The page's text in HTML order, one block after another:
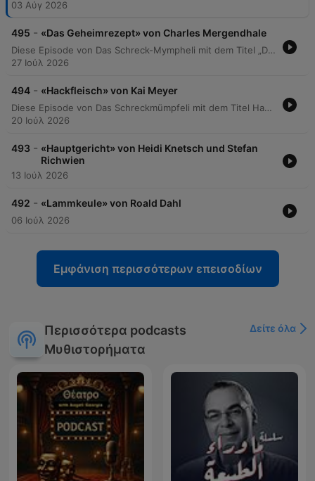
03 Αύγ 2026
495 - «Das Geheimrezept» von Charles Mergendhale
Diese Episode von Das Schreck-Mympheli mit dem Titel „Das Geheimrezept von Charles Mergendahl“ erzählt eine düstere Geschichte über Simon und Linda. Während Simon versucht, durch ein perfekt inszeniertes Abendessen für den Direktor Weinberger eine Beförderung zu sichern, verfolgt er im Hintergrund einen grausamen Plan, seine Frau Linda psychisch zu destabilisieren und sie in eine Anstalt zu drängen. Die Spannung steigt während des Essens, als mysteriöse Hinweise auf die wahre Natur der Speisen und das Verschwinden ihrer Tochter Mopsi auftauchen. Ein psychologisches Kammerspiel über Manipulation, Familiengeheimnisse und den drohenden Zusammenbruch.
27 Ιούλ 2026
494 - «Hackfleisch» von Kai Meyer
Diese Episode von Das Schreckmümpfeli mit dem Titel Hackfleisch von Kai Meyer erzählt eine düstere Geschichte über Eifersucht, Verlust und rätselhafte Ereignisse. Im Zentrum steht die Begegnung zwischen Lisa und Gloria Gold, wobei persönliche Konflikte um Trevor und die Frage nach einer Scheidung thematisiert werden. Die Erzählung verknüpft alltägliche Szenen wie das Essen von Lasagne mit einem tragischen Suizid und lässt Fragen über die Hintergründe der Ereignisse offen.
20 Ιούλ 2026
493 - «Hauptgericht» von Heidi Knetsch und Stefan
Richwien
13 Ιούλ 2026
492 - «Lammkeule» von Roald Dahl
06 Ιούλ 2026
Εμφάνιση περισσότερων επεισοδίων
Περισσότερα podcasts
Μυθιστορήματα
Δείτε όλα